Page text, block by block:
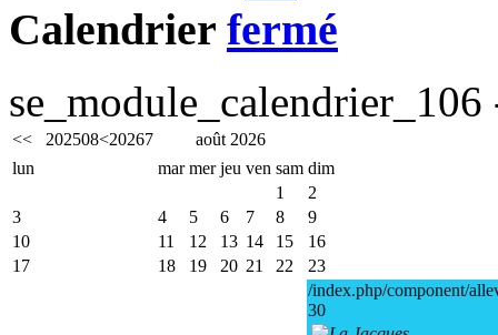
Calendrier
<< 202508<20267
août 2026
lun
mar mer jeu ven sam dim
1
2
3
4 5 6 7 8
9
10
11 12 13 14 15
16
17
18 19 20 21 22 23
/index.php/component/
30